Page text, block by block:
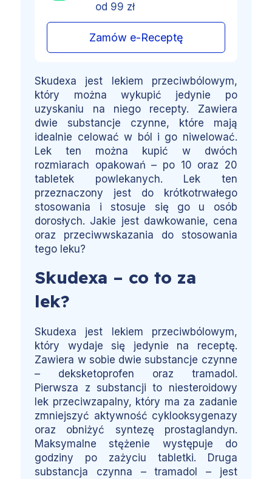
od 99 zł
Zamów e-Receptę
Skudexa jest lekiem przeciwbólowym,
który można wykupić jedynie po
uzyskaniu na niego recepty. Zawiera
dwie substancje czynne, które mają
idealnie celować w ból i go niwelować.
Lek ten można kupić w dwóch
rozmiarach opakowań – po 10 oraz 20
tabletek powlekanych. Lek ten
przeznaczony jest do krótkotrwałego
stosowania i stosuje się go u osób
dorosłych. Jakie jest dawkowanie, cena
oraz przeciwwskazania do stosowania
tego leku?
Skudexa – co to za
lek?
Skudexa jest lekiem przeciwbólowym,
który wydaje się jedynie na receptę.
Zawiera w sobie dwie substancje czynne
– deksketoprofen oraz tramadol.
Pierwsza z substancji to niesteroidowy
lek przeciwzapalny, który ma za zadanie
zmniejszyć aktywność cyklooksygenazy
oraz obniżyć syntezę prostaglandyn.
Maksymalne stężenie występuje do
godziny po zażyciu tabletki. Druga
substancja czynna – tramadol – jest